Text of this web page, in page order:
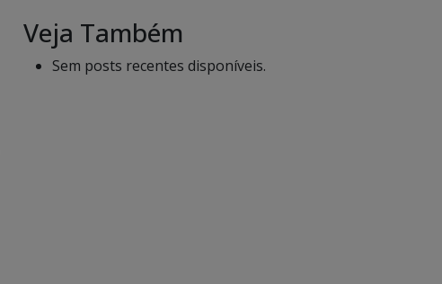
Veja Também
Sem posts recentes disponíveis.